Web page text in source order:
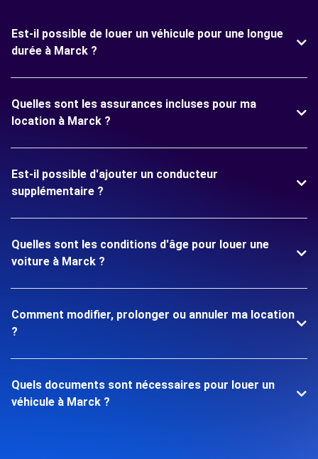
Est-il possible de louer un véhicule pour une longue
durée à Marck ?
Quelles sont les assurances incluses pour ma
location à Marck ?
Est-il possible d'ajouter un conducteur
supplémentaire ?
Quelles sont les conditions d'âge pour louer une
voiture à Marck ?
Comment modifier, prolonger ou annuler ma location
?
Quels documents sont nécessaires pour louer un
véhicule à Marck ?